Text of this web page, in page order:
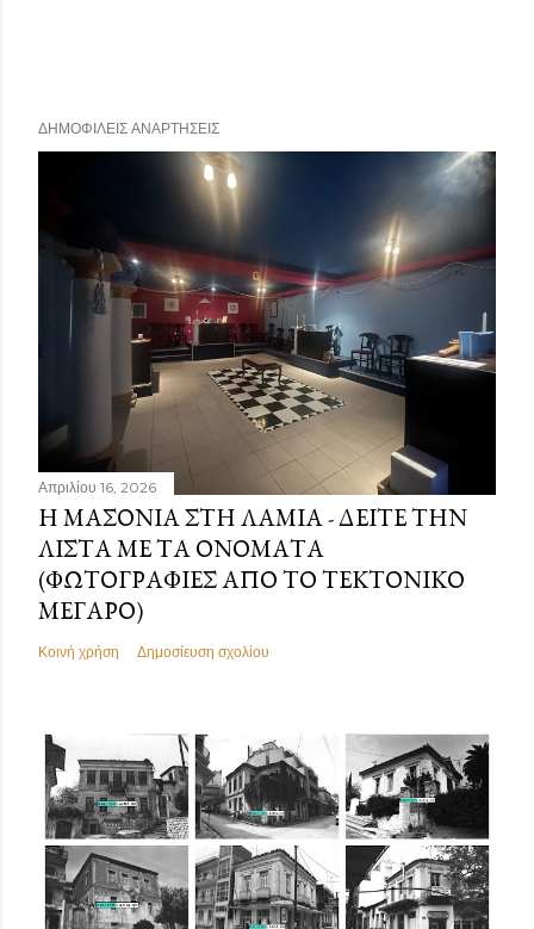
ΔΗΜΟΦΙΛΕΊΣ ΑΝΑΡΤΉΣΕΙΣ
Απριλίου 16, 2026
Η ΜΑΣΟΝΊΑ ΣΤΗ ΛΑΜΊΑ - ΔΕΊΤΕ ΤΗΝ
ΛΊΣΤΑ ΜΕ ΤΑ ΟΝΌΜΑΤΑ
(ΦΩΤΟΓΡΑΦΊΕΣ ΑΠΌ ΤΟ ΤΕΚΤΟΝΙΚΌ
ΜΈΓΑΡΟ)
Κοινή χρήση Δημοσίευση σχολίου